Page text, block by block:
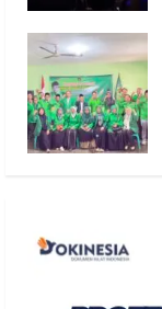
Kabupaten
Redaksi 01